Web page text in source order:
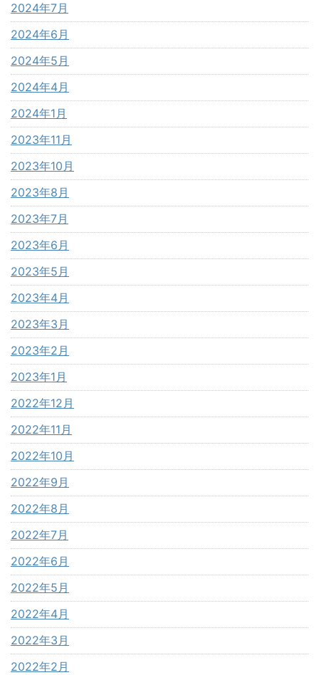
2024年7月
2024年6月
2024年5月
2024年4月
2024年1月
2023年11月
2023年10月
2023年8月
2023年7月
2023年6月
2023年5月
2023年4月
2023年3月
2023年2月
2023年1月
2022年12月
2022年11月
2022年10月
2022年9月
2022年8月
2022年7月
2022年6月
2022年5月
2022年4月
2022年3月
2022年2月